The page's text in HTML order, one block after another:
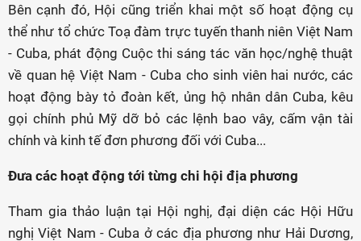
Bên cạnh đó, Hội cũng triển khai một số hoạt động cụ
thể như tổ chức Toạ đàm trực tuyến thanh niên Việt Nam
- Cuba, phát động Cuộc thi sáng tác văn học/nghệ thuật
về quan hệ Việt Nam - Cuba cho sinh viên hai nước, các
hoạt động bày tỏ đoàn kết, ủng hộ nhân dân Cuba, kêu
gọi chính phủ Mỹ dỡ bỏ các lệnh bao vây, cấm vận tài
chính và kinh tế đơn phương đối với Cuba...
Đưa các hoạt động tới từng chi hội địa phương
Tham gia thảo luận tại Hội nghị, đại diện các Hội Hữu
nghị Việt Nam - Cuba ở các địa phương như Hải Dương,